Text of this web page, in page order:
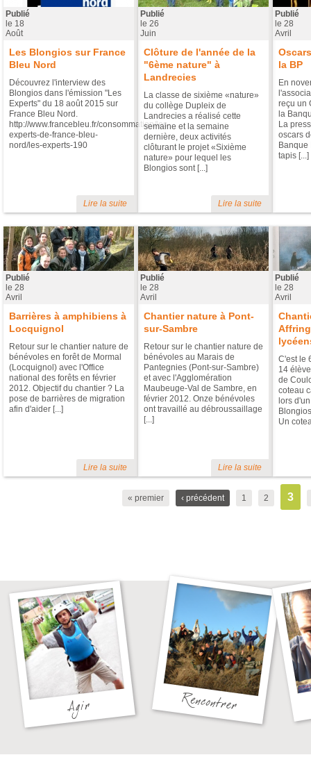
Publié
le 18
Août
Les Blongios sur France
Bleu Nord
Découvrez l'interview des
Blongios dans l'émission "Les
Experts" du 18 août 2015 sur
France Bleu Nord.
http://www.francebleu.fr/consommation/les-
experts-de-france-bleu-
nord/les-experts-190
Lire la suite
Publié
le 26
Juin
Clôture de l'année de la
"6ème nature" à
Landrecies
La classe de sixième «nature»
du collège Dupleix de
Landrecies a réalisé cette
semaine et la semaine
dernière, deux activités
clôturant le projet «Sixième
nature» pour lequel les
Blongios sont [...]
Lire la suite
Publié
le 28
Avril
la BP
En
reçu un
la
La
oscars
tapis [...]
Publié
le 28
Avril
Barrières à amphibiens à
Locquignol
Retour sur le chantier nature de
bénévoles en forêt de Mormal
(Locquignol) avec l'Office
national des forêts en février
2012. Objectif du chantier ? La
pose de barrières de migration
afin d'aider [...]
Lire la suite
Publié
le 28
Avril
Chantier nature à Pont-
sur-Sambre
Retour sur le chantier nature de
bénévoles au Marais de
Pantegnies (Pont-sur-Sambre)
et avec l'Agglomération
Maubeuge-Val de Sambre, en
février 2012. Onze bénévoles
ont travaillé au débroussaillage
[...]
Lire la suite
Publié
le 28
Avril
C'est le
14
de
coteau
lors
Un
« premier ‹ précédent 1 2 3